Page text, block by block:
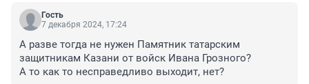
Гость
7 декабря 2024, 17:24
А разве тогда не нужен Памятник татарским
защитникам Казани от войск Ивана Грозного?
А то как то несправедливо выходит, нет?